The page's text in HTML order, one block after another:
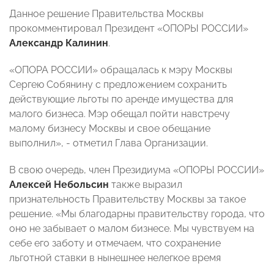
Данное решение Правительства Москвы
прокомментировал Президент «ОПОРЫ РОССИИ»
Александр Калинин.
«ОПОРА РОССИИ» обращалась к мэру Москвы
Сергею Собянину с предложением сохранить
действующие льготы по аренде имущества для
малого бизнеса. Мэр обещал пойти навстречу
малому бизнесу Москвы и свое обещание
выполнил», - отметил Глава Организации.
В свою очередь, член Президиума «ОПОРЫ РОССИИ»
Алексей Небольсин также выразил
признательность Правительству Москвы за такое
решение. «Мы благодарны правительству города, что
оно не забывает о малом бизнесе. Мы чувствуем на
себе его заботу и отмечаем, что сохранение
льготной ставки в нынешнее нелегкое время